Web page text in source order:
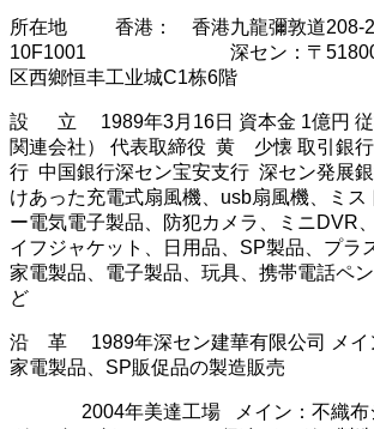
所在地 香港： 香港九龍彌敦道208-
10F1001 深セン：〒518000
区西鄉恒丰工业城C1栋6階
設 立 1989年3月16日 資本金 1億円 従
関連会社） 代表取締役 黄 少懐 取引銀
行 中国銀行深セン宝安支行 深セン発展
けあった充電式扇風機、usb扇風機、ミス
ー電気電子製品、防犯カメラ、ミニDVR
イフジャケット、日用品、SP製品、プラ
家電製品、電子製品、玩具、携帯電話ペ
ど
沿 革 1989年深セン建華有限公司 メイ
家電製品、SP販促品の製造販売
2004年美達工場 メイン：不織布シ